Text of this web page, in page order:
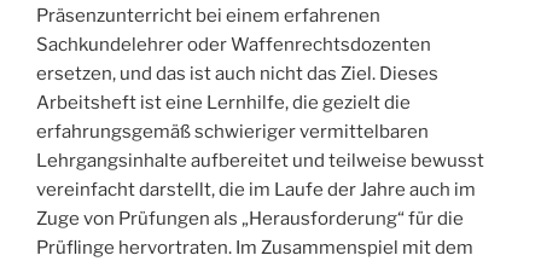
Präsenzunterricht bei einem erfahrenen
Sachkundelehrer oder Waffenrechtsdozenten
ersetzen, und das ist auch nicht das Ziel. Dieses
Arbeitsheft ist eine Lernhilfe, die gezielt die
erfahrungsgemäß schwieriger vermittelbaren
Lehrgangsinhalte aufbereitet und teilweise bewusst
vereinfacht darstellt, die im Laufe der Jahre auch im
Zuge von Prüfungen als „Herausforderung“ für die
Prüflinge hervortraten. Im Zusammenspiel mit dem